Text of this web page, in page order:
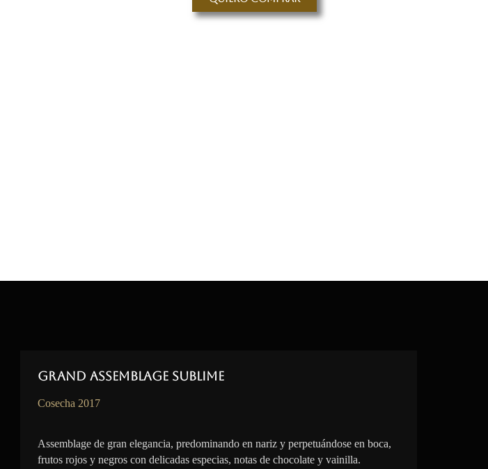
Grand Assemblage Sublime
Cosecha 2017
Assemblage de gran elegancia, predominando en nariz y perpetuándose en boca,
frutos rojos y negros con delicadas especias, notas de chocolate y vainilla.